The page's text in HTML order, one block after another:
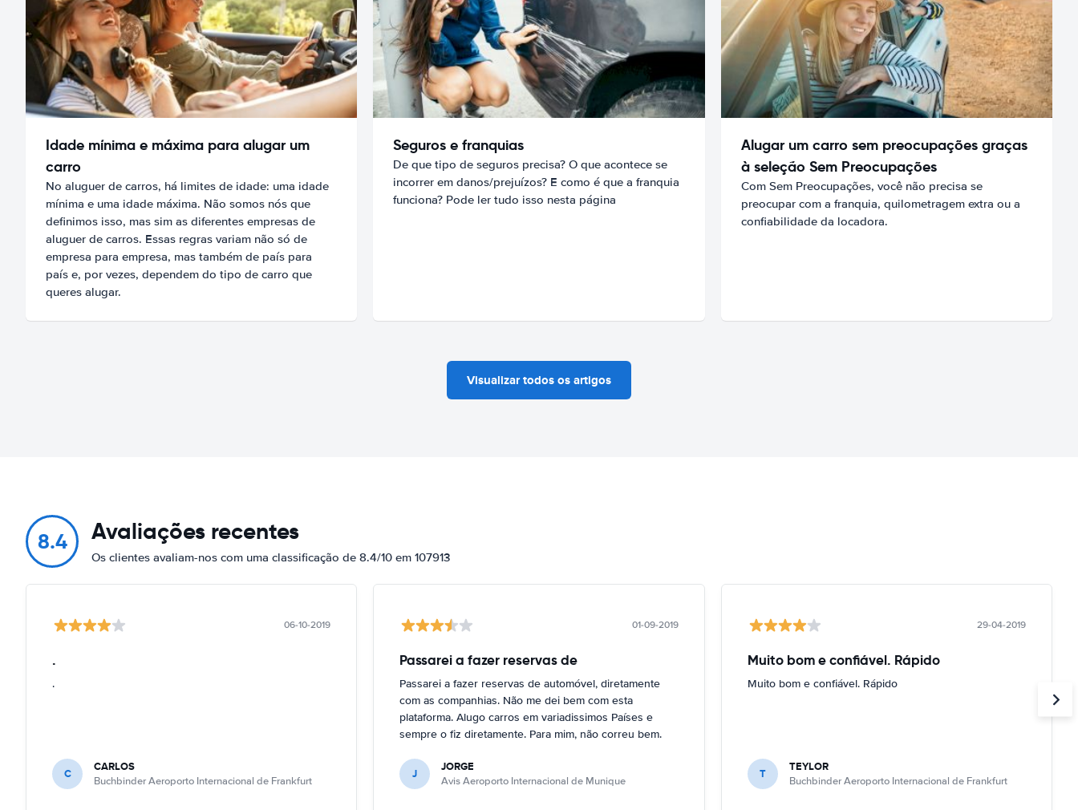
Idade mínima e máxima para alugar um
carro
No aluguer de carros, há limites de idade: uma idade
mínima e uma idade máxima. Não somos nós que
definimos isso, mas sim as diferentes empresas de
aluguer de carros. Essas regras variam não só de
empresa para empresa, mas também de país para
país e, por vezes, dependem do tipo de carro que
queres alugar.
Seguros e franquias
De que tipo de seguros precisa? O que acontece se
incorrer em danos/prejuízos? E como é que a franquia
funciona? Pode ler tudo isso nesta página
Alugar um carro sem preocupações graças
à seleção Sem Preocupações
Com Sem Preocupações, você não precisa se
preocupar com a franquia, quilometragem extra ou a
confiabilidade da locadora.
Visualizar todos os artigos
8.4 Avaliações recentes
Os clientes avaliam-nos com uma classificação de 8.4/10 em 107913
06-10-2019
.
.
C CARLOS
Buchbinder Aeroporto Internacional de Frankfurt
01-09-2019
Passarei a fazer reservas de
Passarei a fazer reservas de automóvel, diretamente
com as companhias. Não me dei bem com esta
plataforma. Alugo carros em variadissimos Países e
sempre o fiz diretamente. Para mim, não correu bem.
J JORGE
Avis Aeroporto Internacional de Munique
29-04-2019
Muito bom e confiável. Rápido
Muito bom e confiável. Rápido
T TEYLOR
Buchbinder Aeroporto Internacional de Frankfurt